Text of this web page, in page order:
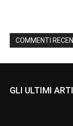
COMMENTI
GLI ULTIMI